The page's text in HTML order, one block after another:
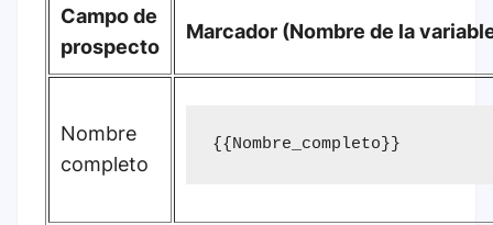
Campo de
prospecto
Marcador (Nombre de la
Nombre
completo
{{Nombre_completo}}